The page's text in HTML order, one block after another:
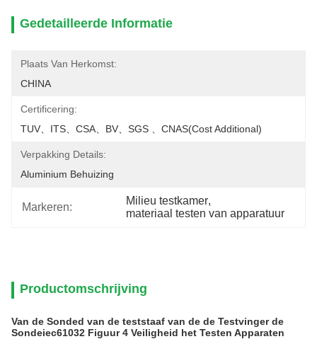
Gedetailleerde Informatie
Plaats Van Herkomst:
CHINA
Certificering:
TUV、ITS、CSA、BV、SGS 、CNAS(cost Additional)
Verpakking Details:
Aluminium Behuizing
Markeren:
Milieu testkamer,
materiaal testen van apparatuur
Productomschrijving
Van de Sonded van de teststaaf van de de Testvinger de
Sondeiec61032 Figuur 4 Veiligheid het Testen Apparaten